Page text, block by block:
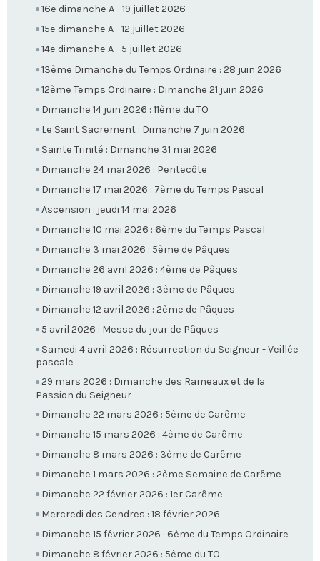
16e dimanche A - 19 juillet 2026
15e dimanche A - 12 juillet 2026
14e dimanche A - 5 juillet 2026
13ème Dimanche du Temps Ordinaire : 28 juin 2026
12ème Temps Ordinaire : Dimanche 21 juin 2026
Dimanche 14 juin 2026 : 11ème du TO
Le Saint Sacrement : Dimanche 7 juin 2026
Sainte Trinité : Dimanche 31 mai 2026
Dimanche 24 mai 2026 : Pentecôte
Dimanche 17 mai 2026 : 7ème du Temps Pascal
Ascension : jeudi 14 mai 2026
Dimanche 10 mai 2026 : 6ème du Temps Pascal
Dimanche 3 mai 2026 : 5ème de Pâques
Dimanche 26 avril 2026 : 4ème de Pâques
Dimanche 19 avril 2026 : 3ème de Pâques
Dimanche 12 avril 2026 : 2ème de Pâques
5 avril 2026 : Messe du jour de Pâques
Samedi 4 avril 2026 : Résurrection du Seigneur - Veillée
pascale
29 mars 2026 : Dimanche des Rameaux et de la
Passion du Seigneur
Dimanche 22 mars 2026 : 5ème de Carême
Dimanche 15 mars 2026 : 4ème de Carême
Dimanche 8 mars 2026 : 3ème de Carême
Dimanche 1 mars 2026 : 2ème Semaine de Carême
Dimanche 22 février 2026 : 1er Carême
Mercredi des Cendres : 18 février 2026
Dimanche 15 février 2026 : 6ème du Temps Ordinaire
Dimanche 8 février 2026 : 5ème du TO